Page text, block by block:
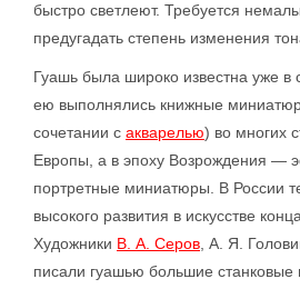
быстро светлеют. Требуется
предугадать степень изменения
Гуашь была широко известна уже в
ею выполнялись книжные
сочетании с акварелью) во многих
Европы, а в эпоху Возрождения —
портретные миниатюры. В России
высокого развития в искусстве
Художники В. А. Серов , А. Я.
писали гуашью большие станковые